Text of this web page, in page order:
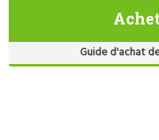
Guide d'achat